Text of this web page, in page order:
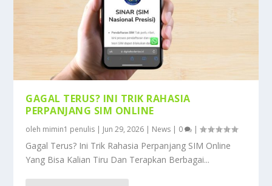
GAGAL TERUS? INI TRIK RAHASIA
PERPANJANG SIM ONLINE
oleh mimin1 penulis | Jun 29, 2026 | News | 0 |
Gagal Terus? Ini Trik Rahasia Perpanjang SIM Online
Yang Bisa Kalian Tiru Dan Terapkan Berbagai...